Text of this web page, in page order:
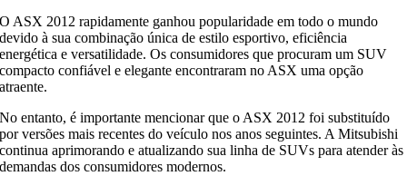
O ASX 2012 rapidamente ganhou popularidade em todo o mundo
devido à sua combinação única de estilo esportivo, eficiência
energética e versatilidade. Os consumidores que procuram um SUV
compacto confiável e elegante encontraram no ASX uma opção
atraente.
No entanto, é importante mencionar que o ASX 2012 foi substituído
por versões mais recentes do veículo nos anos seguintes. A Mitsubishi
continua aprimorando e atualizando sua linha de SUVs para atender às
demandas dos consumidores modernos.